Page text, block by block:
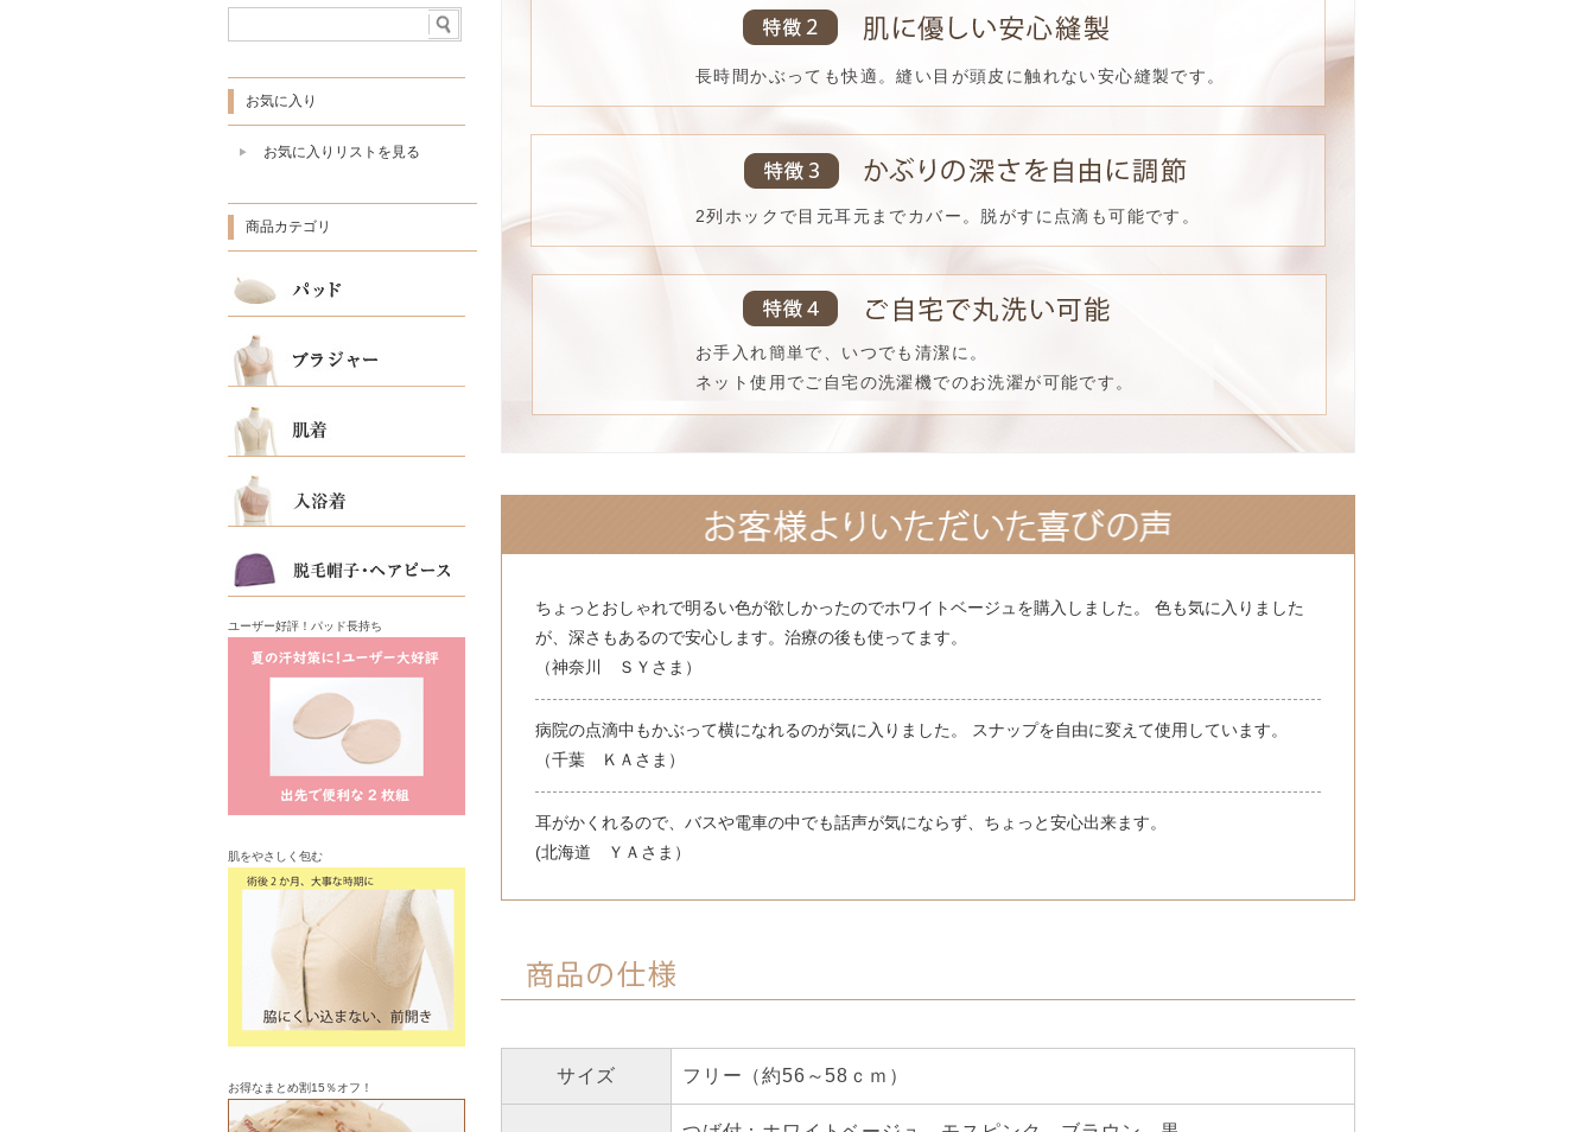
長時間かぶっても快適。縫い目が頭皮に触れない安心縫製です。
2列ホックで目元耳元までカバー。脱がすに点滴も可能です。
お手入れ簡単で、いつでも清潔に。
ネット使用でご自宅の洗濯機でのお洗濯が可能です。
ちょっとおしゃれで明るい色が欲しかったのでホワイトベージュを購入しました。 色も気に入りました
が、深さもあるので安心します。治療の後も使ってます。
（神奈川 ＳＹさま）
病院の点滴中もかぶって横になれるのが気に入りました。 スナップを自由に変えて使用しています。
（千葉 ＫＡさま）
耳がかくれるので、バスや電車の中でも話声が気にならず、ちょっと安心出来ます。
(北海道 ＹＡさま）
サイズ フリー（約56～58ｃｍ）
お気に入り
お気に入りリストを見る
商品カテゴリ
ユーザー好評！パッド長持ち
肌をやさしく包む
お得なまとめ割15％オフ！